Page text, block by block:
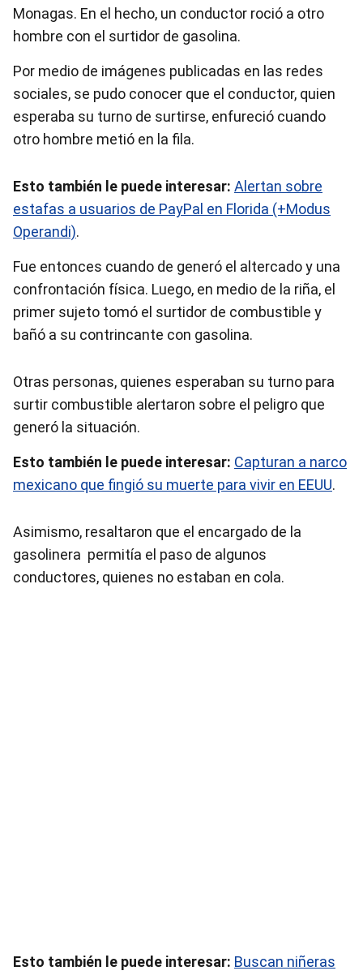
Monagas. En el hecho, un conductor roció a otro
hombre con el surtidor de gasolina.
Por medio de imágenes publicadas en las redes
sociales, se pudo conocer que el conductor, quien
esperaba su turno de surtirse, enfureció cuando
otro hombre metió en la fila.
Esto también le puede interesar: Alertan sobre
estafas a usuarios de PayPal en Florida (+Modus
Operandi).
Fue entonces cuando de generó el altercado y una
confrontación física. Luego, en medio de la riña, el
primer sujeto tomó el surtidor de combustible y
bañó a su contrincante con gasolina.
Otras personas, quienes esperaban su turno para
surtir combustible alertaron sobre el peligro que
generó la situación.
Esto también le puede interesar: Capturan a narco
mexicano que fingió su muerte para vivir en EEUU.
Asimismo, resaltaron que el encargado de la
gasolinera permitía el paso de algunos
conductores, quienes no estaban en cola.
Esto también le puede interesar: Buscan niñeras